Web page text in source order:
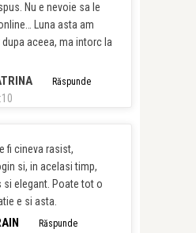
Nu e nevoie sa le
Luna asta am
aceea, ma intorc la
Răspunde
fi cineva rasist,
si, in acelasi timp,
elegant. Poate tot o
e si asta.
Răspunde